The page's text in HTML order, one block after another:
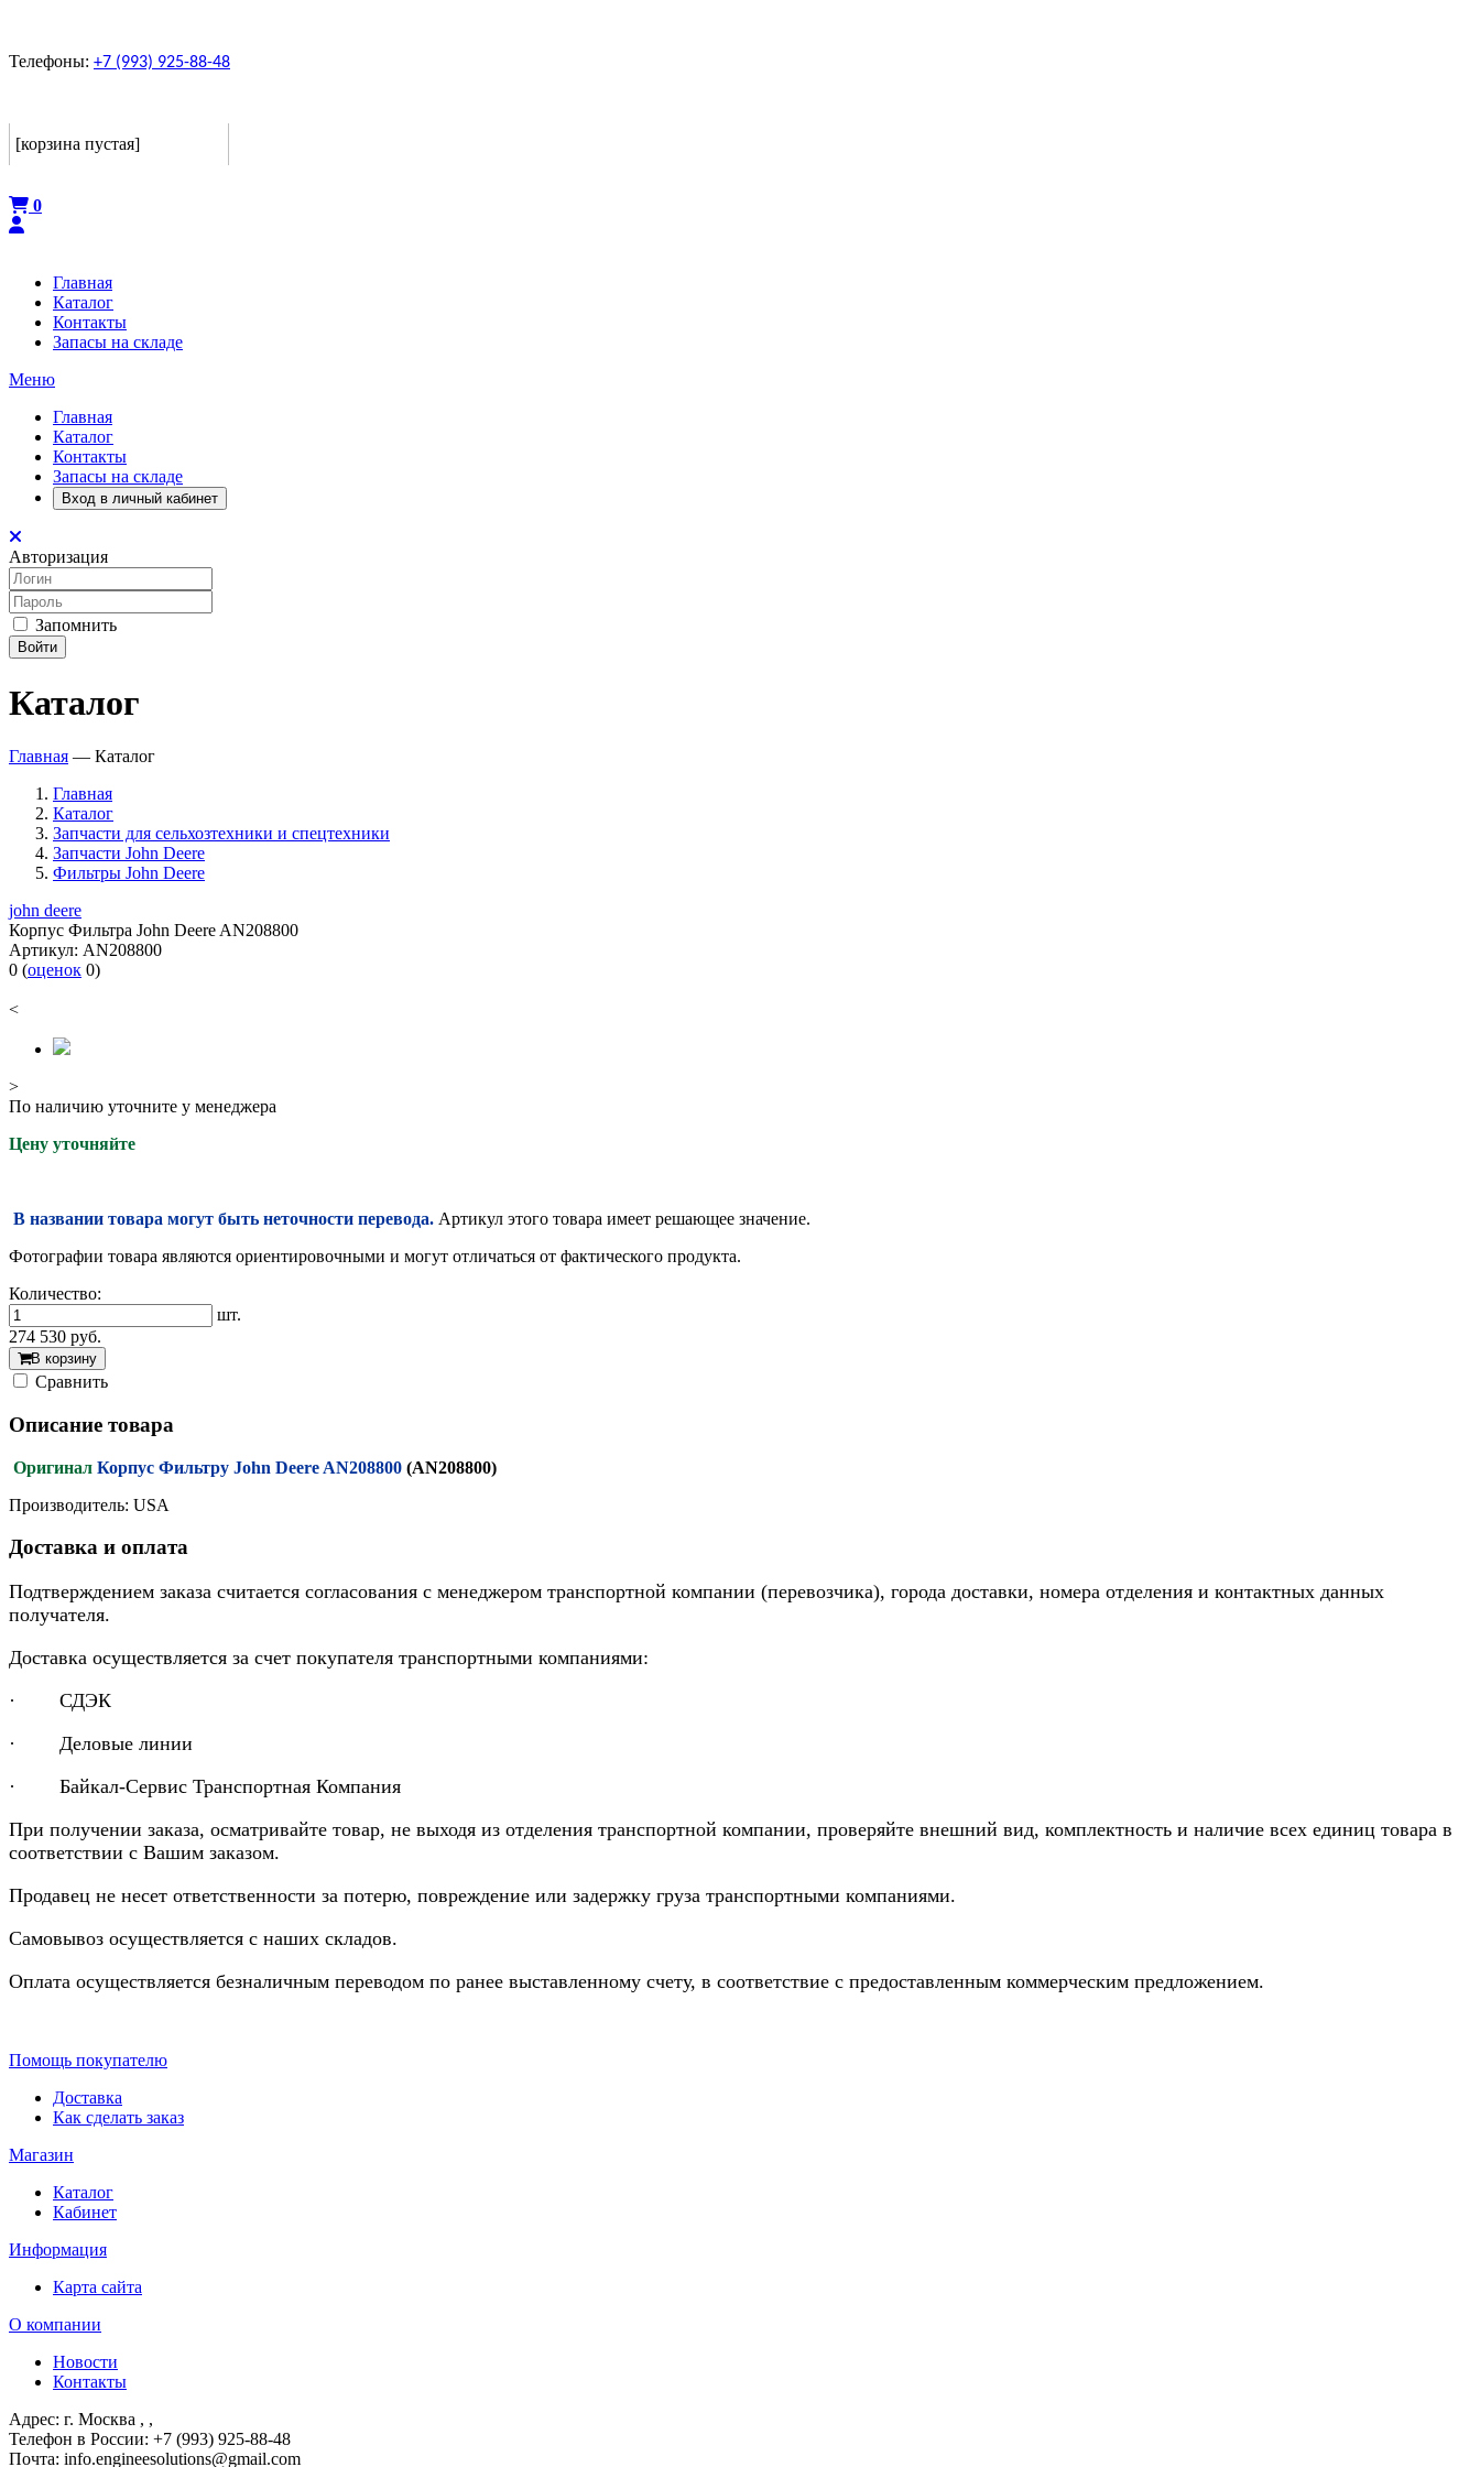
Телефоны: +7 (993) 925-88-48
[корзина пустая]
0
Главная
Каталог
Контакты
Запасы на складе
Меню
Главная
Каталог
Контакты
Запасы на складе
Вход в личный кабинет
Авторизация
Запомнить
Войти
Каталог
Главная — Каталог
Главная
Каталог
Запчасти для сельхозтехники и спецтехники
Запчасти John Deere
Фильтры John Deere
john deere
Корпус Фильтра John Deere AN208800
Артикул: AN208800
0 (оценок 0)
<
>
По наличию уточните у менеджера
Цену уточняйте
В названии товара могут быть неточности перевода. Артикул этого товара имеет решающее значение.
Фотографии товара являются ориентировочными и могут отличаться от фактического продукта.
Количество:
шт.
274 530 руб.
В корзину
Cравнить
Описание товара
Оригинал Корпус Фильтру John Deere AN208800 (AN208800)
Производитель: USA
Доставка и оплата
Подтверждением заказа считается согласования с менеджером транспортной компании (перевозчика), города доставки, номера отделения и контактных данных
получателя.
Доставка осуществляется за счет покупателя транспортными компаниями:
· СДЭК
· Деловые линии
· Байкал-Сервис Транспортная Компания
При получении заказа, осматривайте товар, не выходя из отделения транспортной компании, проверяйте внешний вид, комплектность и наличие всех единиц товара в
соответствии с Вашим заказом.
Продавец не несет ответственности за потерю, повреждение или задержку груза транспортными компаниями.
Самовывоз осуществляется с наших складов.
Оплата осуществляется безналичным переводом по ранее выставленному счету, в соответствие с предоставленным коммерческим предложением.
Помощь покупателю
Доставка
Как сделать заказ
Магазин
Каталог
Кабинет
Информация
Карта сайта
О компании
Новости
Контакты
Адрес: г. Москва , ,
Телефон в России: +7 (993) 925-88-48
Почта: info.engineesolutions@gmail.com